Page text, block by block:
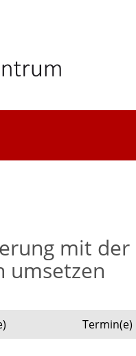
mit
umsetzen
Termin(e)